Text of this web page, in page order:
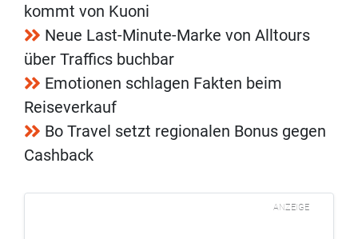
kommt von Kuoni
Neue Last-Minute-Marke von Alltours
über Traffics buchbar
Emotionen schlagen Fakten beim
Reiseverkauf
Bo Travel setzt regionalen Bonus gegen
Cashback
ANZEIGE